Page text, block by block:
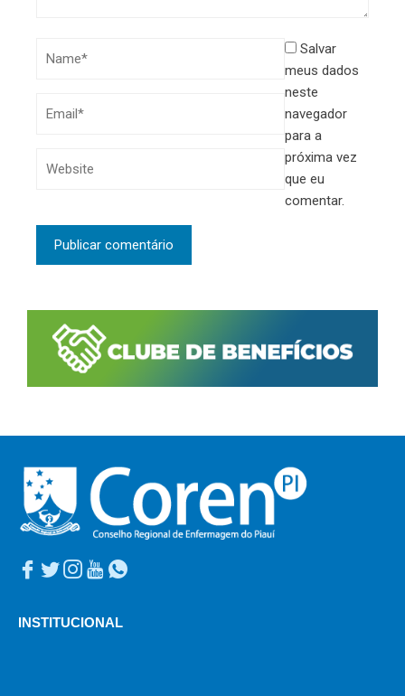
Salvar
meus dados
neste
navegador
para a
próxima vez
que eu
comentar.
INSTITUCIONAL